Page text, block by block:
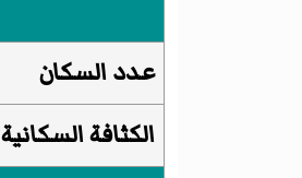
عدد السكان
الكثافة السكانية